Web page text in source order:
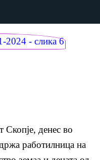
Скопје, денес во
работилница на